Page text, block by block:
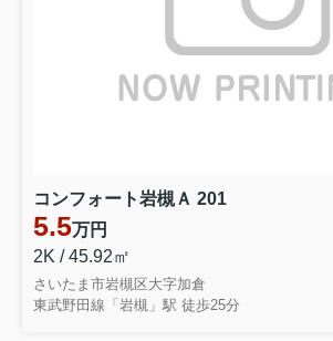
↓ ↓ ↓
【アットホーム】松戸市 千駄
コンフォート岩槻Ａ 201
5.5万円
2K / 45.92㎡
さいたま市岩槻区大字加倉
東武野田線「岩槻」駅 徒歩25分